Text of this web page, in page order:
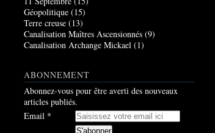
Géopolitique (15)
Terre creuse (13)
Canalisation Maîtres Ascensionnés (9)
Canalisation Archange Mickael (1)
ABONNEMENT
Abonnez-vous pour être averti des nouveaux
articles publiés.
Email